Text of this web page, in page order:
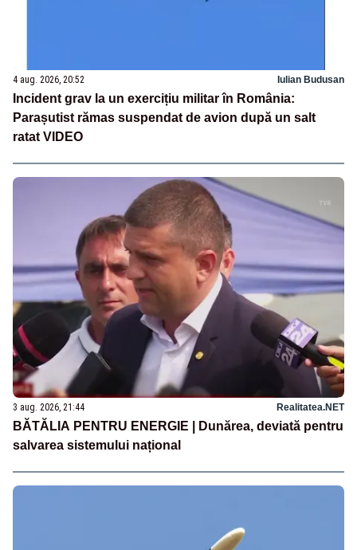
4 aug. 2026, 20:52 Iulian Budusan
Incident grav la un exercițiu militar în România:
Parașutist rămas suspendat de avion după un salt
ratat VIDEO
3 aug. 2026, 21:44 Realitatea.NET
BĂTĂLIA PENTRU ENERGIE | Dunărea, deviată pentru
salvarea sistemului național